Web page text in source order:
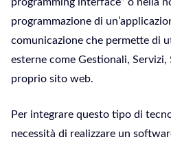
programmazione di
comunicazione che permette di
esterne come Gestionali,
proprio sito web.
Per integrare questo tipo di
necessità di realizzare un